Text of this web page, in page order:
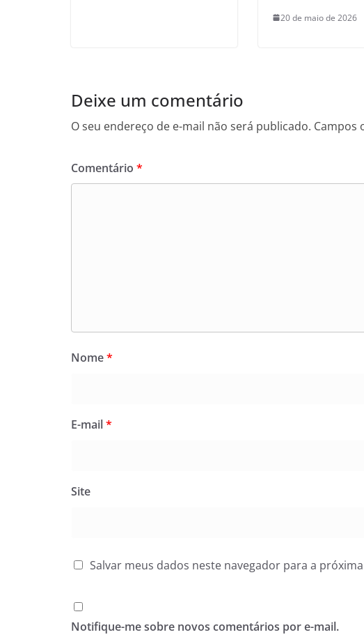
20 de maio de 2026
Deixe um comentário
O seu endereço de e-mail não será publicado. Campos
Comentário *
Nome*
E-mail*
Site
Salvar meus dados neste navegador para a
Notifique-me sobre novos comentários por e-mail.